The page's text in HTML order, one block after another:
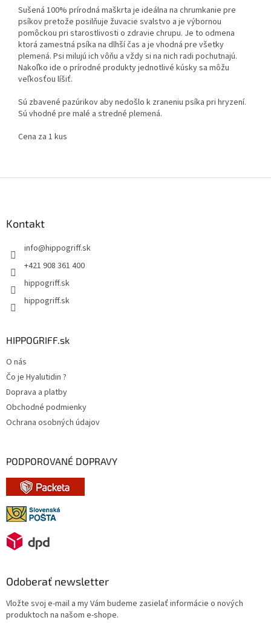
Sušená 100% prírodná maškrta je ideálna na chrumkanie pre
psíkov pretože posilňuje žuvacie svalstvo a je výbornou
pomôckou pri starostlivosti o zdravie chrupu. Je to odmena
ktorá zamestná psíka na dlhší čas a je vhodná pre všetky
plemená. Psi milujú ich vôňu a vždy si na nich radi pochutnajú.
Nakoľko ide o prírodné produkty jednotlivé kúsky sa môžu
veľkosťou líšiť.
Sú zbavené pazúrikov aby nedošlo k zraneniu psíka pri hryzení.
Sú vhodné pre malé a stredné plemená.
Cena za 1 kus
Kontakt
info@hippogriff.sk
+421 908 361 400
hippogriff.sk
hippogriff.sk
HIPPOGRIFF.sk
O nás
Čo je Hyalutidin ?
Doprava a platby
Obchodné podmienky
Ochrana osobných údajov
PODPOROVANÉ DOPRAVY
Odoberať newsletter
Vložte svoj e-mail a my Vám budeme zasielať informácie o nových
produktoch na našom e-shope.